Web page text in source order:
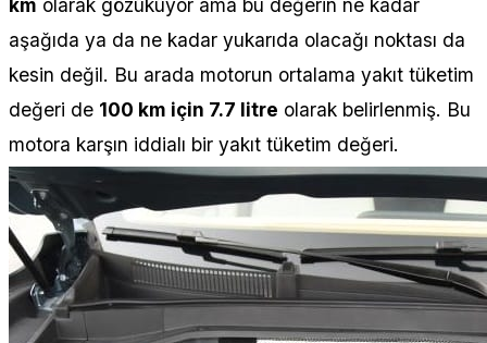
km olarak gözüküyor ama bu değerin ne kadar
aşağıda ya da ne kadar yukarıda olacağı noktası da
kesin değil. Bu arada motorun ortalama yakıt tüketim
değeri de 100 km için 7.7 litre olarak belirlenmiş. Bu
motora karşın iddialı bir yakıt tüketim değeri.